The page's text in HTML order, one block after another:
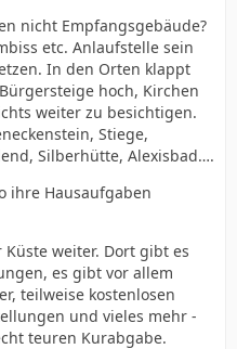
nicht Empfangsgebäude?
etc. Anlaufstelle sein
In den Orten klappt
hoch, Kirchen
weiter zu besichtigen.
Stiege,
Silberhütte, Alexisbad….
ihre Hausaufgaben
weiter. Dort gibt es
es gibt vor allem
teilweise kostenlosen
und vieles mehr -
teuren Kurabgabe.